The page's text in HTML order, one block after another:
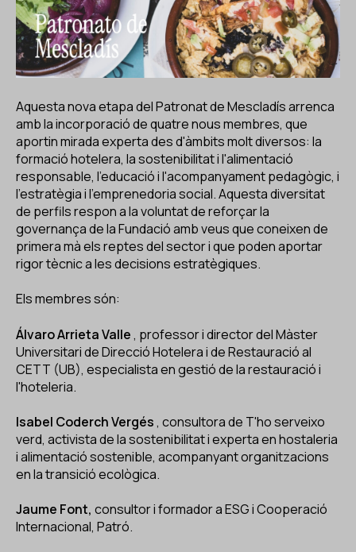
FacebookInstagramYoutubeTwitter/X
ES CA EN
Aquesta nova etapa del Patronat de Mescladís arrenca
amb la incorporació de quatre nous membres, que
aportin mirada experta des d'àmbits molt diversos: la
formació hotelera, la sostenibilitat i l'alimentació
responsable, l'educació i l'acompanyament pedagògic, i
l'estratègia i l'emprenedoria social. Aquesta diversitat
de perfils respon a la voluntat de reforçar la
governança de la Fundació amb veus que coneixen de
primera mà els reptes del sector i que poden aportar
rigor tècnic a les decisions estratègiques.
Els membres són:
Álvaro Arrieta Valle, professor i director del Màster
Universitari de Direcció Hotelera i de Restauració al
CETT (UB), especialista en gestió de la restauració i
l'hoteleria.
Isabel Coderch Vergés, consultora de T'ho serveixo
verd, activista de la sostenibilitat i experta en hostaleria
i alimentació sostenible, acompanyant organitzacions
en la transició ecològica.
Jaume Font, consultor i formador a ESG i Cooperació
Internacional, Patró.